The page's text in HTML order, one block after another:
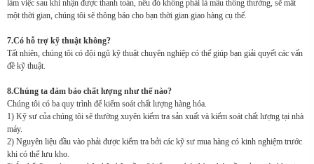
làm việc sau khi nhận được thanh toán, nếu đó không phải là mẫu thông thường, sẽ mất
một thời gian, chúng tôi sẽ thông báo cho bạn thời gian giao hàng cụ thể.
7.Có hỗ trợ kỹ thuật không?
Tất nhiên, chúng tôi có đội ngũ kỹ thuật chuyên nghiệp có thể giúp bạn giải quyết các vấn
đề kỹ thuật.
8.Chúng ta đảm bảo chất lượng như thế nào?
Chúng tôi có ba quy trình để kiểm soát chất lượng hàng hóa.
1) Kỹ sư của chúng tôi sẽ thường xuyên kiểm tra sản xuất và kiểm soát chất lượng tại nhà
máy.
2) Nguyên liệu đầu vào phải được kiểm tra bởi các kỹ sư mua hàng có kinh nghiệm trước
khi có thể lưu kho.